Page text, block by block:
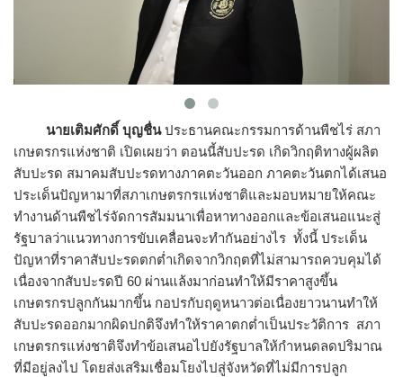
นายเติมศักดิ์ บุญชื่นประธานคณะกรรมการด้านพืชไร่ สภา
เกษตรกรแห่งชาติ เปิดเผยว่า ตอนนี้สับปะรด เกิดวิกฤติทางผู้ผลิต
สับปะรด สมาคมสับปะรดทางภาคตะวันออก ภาคตะวันตกได้เสนอ
ประเด็นปัญหามาที่สภาเกษตรกรแห่งชาติและมอบหมายให้คณะ
ทำงานด้านพืชไร่จัดการสัมมนาเพื่อหาทางออกและข้อเสนอแนะสู่
รัฐบาลว่าแนวทางการขับเคลื่อนจะทำกันอย่างไร ทั้งนี้ ประเด็น
ปัญหาที่ราคาสับปะรดตกต่ำเกิดจากวิกฤตที่ไม่สามารถควบคุมได้
เนื่องจากสับปะรดปี 60 ผ่านแล้งมาก่อนทำให้มีราคาสูงขึ้น
เกษตรกรปลูกกันมากขึ้น กอปรกับฤดูหนาวต่อเนื่องยาวนานทำให้
สับปะรดออกมากผิดปกติจึงทำให้ราคาตกต่ำเป็นประวัติการ สภา
เกษตรกรแห่งชาติจึงทำข้อเสนอไปยังรัฐบาลให้กำหนดลดปริมาณ
ที่มีอยู่ลงไป โดยส่งเสริมเชื่อมโยงไปสู่จังหวัดที่ไม่มีการปลูก